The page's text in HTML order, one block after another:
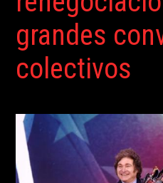
grandes
colectivos